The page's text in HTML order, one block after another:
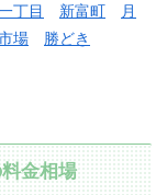
丁目 新富町
月
場 勝どき
金相場